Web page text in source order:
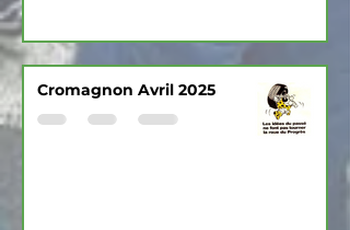
Cromagnon Avril 2025